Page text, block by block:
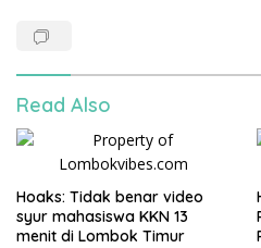
Read Also
Hoaks: Tidak benar video
syur mahasiswa KKN 13
menit di Lombok Timur